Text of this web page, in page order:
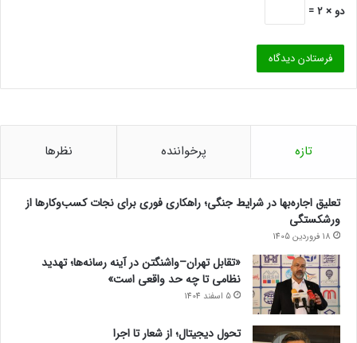
دو × 2 =
تازه پرخواننده نظرها
تعلیق اجاره‌بها در شرایط جنگی؛ راهکاری فوری برای نجات کسب‌وکارها از
ورشکستگی
18 فروردین 1405
«تقابل تهران–واشنگتن در آینه رسانه‌ها؛ تهدید
نظامی تا چه حد واقعی است»
5 اسفند 1404
تحول دیجیتال؛ از شعار تا اجرا